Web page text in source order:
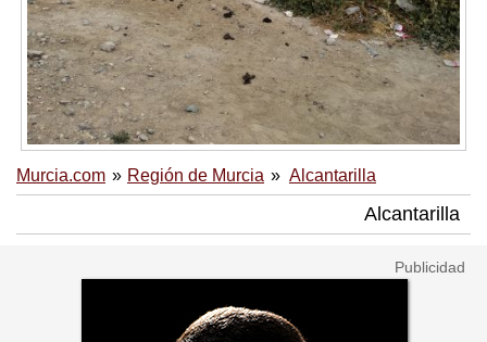
Murcia.com Región de Murcia Alcantarilla
Alcantarilla